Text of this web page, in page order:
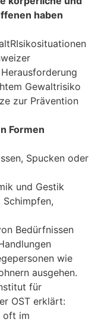
haben
Gewaltrisiko
zur Prävention
Formen
Spucken oder
und Gestik
Schimpfen,
Bedürfnissen
wie
ausgehen.
für
OST erklärt:
oft im